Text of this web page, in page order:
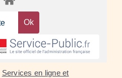
Services en ligne et